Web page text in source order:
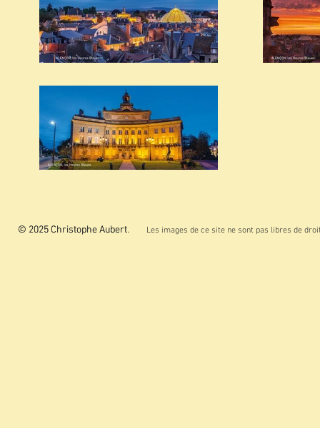
© 2025 Christophe Aubert. Les images de ce site ne sont pas libres de
© 2025 Christophe Aubert